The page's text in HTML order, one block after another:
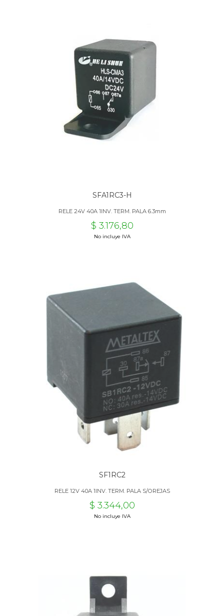
SFA1RC3-H
RELE 24V 40A 1INV. TERM. PALA 6.3mm
$ 3.176,80
No incluye IVA
SF1RC2
RELE 12V 40A 1INV. TERM. PALA S/OREJAS
$ 3.344,00
No incluye IVA